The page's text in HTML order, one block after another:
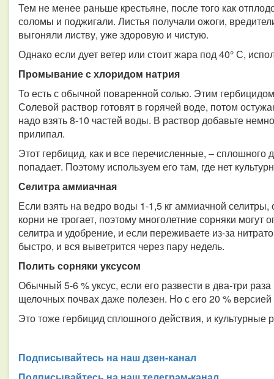
Тем не менее раньше крестьяне, после того как
соломы и поджигали. Листья получали ожоги,
выгоняли листву, уже здоровую и чистую.
Однако если дует ветер или стоит жара под 40° С,
Промывание с хлоридом натрия
То есть с обычной поваренной солью. Этим
Солевой раствор готовят в горячей воде, потом
надо взять 8-10 частей воды. В раствор добавьте
прилипал.
Этот гербицид, как и все перечисленные, – сплошного
попадает. Поэтому используем его там, где нет
Селитра аммиачная
Если взять на ведро воды 1-1,5 кг аммиачной
корни не трогает, поэтому многолетние сорняки
селитра и удобрение, и если переживаете из-за
быстро, и вся выветрится через пару недель.
Полить сорняки уксусом
Обычный 5-6 % уксус, если его развести в два-три
щелочных почвах даже полезен. Но с его 20 %
Это тоже гербицид сплошного действия, и культурные
Подписывайтесь на наш дзен-канал